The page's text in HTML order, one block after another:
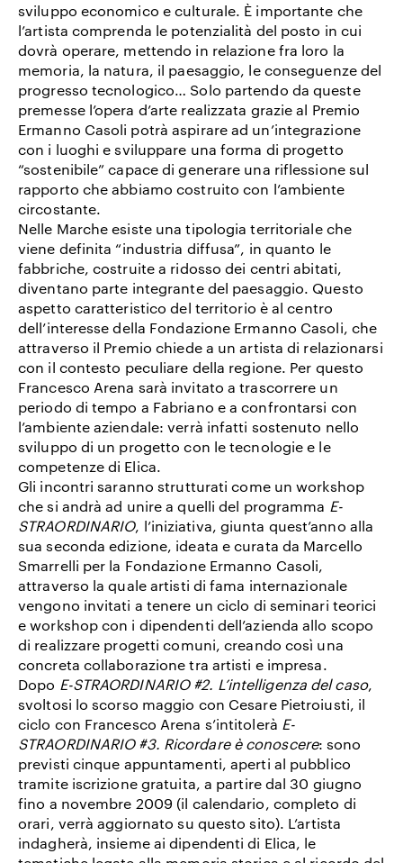
sviluppo economico e culturale. È importante che
l’artista comprenda le potenzialità del posto in cui
dovrà operare, mettendo in relazione fra loro la
memoria, la natura, il paesaggio, le conseguenze del
progresso tecnologico… Solo partendo da queste
premesse l’opera d’arte realizzata grazie al Premio
Ermanno Casoli potrà aspirare ad un’integrazione
con i luoghi e sviluppare una forma di progetto
“sostenibile” capace di generare una riflessione sul
rapporto che abbiamo costruito con l’ambiente
circostante.
Nelle Marche esiste una tipologia territoriale che
viene definita “industria diffusa”, in quanto le
fabbriche, costruite a ridosso dei centri abitati,
diventano parte integrante del paesaggio. Questo
aspetto caratteristico del territorio è al centro
dell’interesse della Fondazione Ermanno Casoli, che
attraverso il Premio chiede a un artista di relazionarsi
con il contesto peculiare della regione. Per questo
Francesco Arena sarà invitato a trascorrere un
periodo di tempo a Fabriano e a confrontarsi con
l’ambiente aziendale: verrà infatti sostenuto nello
sviluppo di un progetto con le tecnologie e le
competenze di Elica.
Gli incontri saranno strutturati come unworkshop
che si andrà ad unire a quelli del programma E-
STRAORDINARIO, l’iniziativa, giunta quest’anno alla
sua seconda edizione, ideata e curata da Marcello
Smarrelli per la Fondazione Ermanno Casoli,
attraverso la quale artisti di fama internazionale
vengono invitati a tenere un ciclo di seminari teorici
e workshop con i dipendenti dell’azienda allo scopo
di realizzare progetti comuni, creando così una
concreta collaborazione tra artisti e impresa.
Dopo E-STRAORDINARIO #2. L’intelligenza del caso,
svoltosi lo scorso maggio con Cesare Pietroiusti, il
ciclo con Francesco Arena s’intitolerà E-
STRAORDINARIO #3. Ricordare è conoscere: sono
previsti cinque appuntamenti, aperti al pubblico
tramite iscrizione gratuita, a partire dal 30 giugno
fino a novembre 2009 (il calendario, completo di
orari, verrà aggiornato su questo sito). L’artista
indagherà, insieme ai dipendenti di Elica, le